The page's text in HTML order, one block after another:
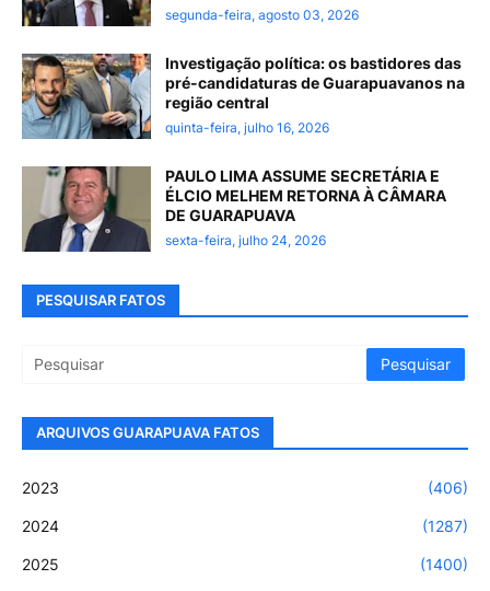
segunda-feira, agosto 03, 2026
Investigação política: os bastidores das
pré-candidaturas de Guarapuavanos na
região central
quinta-feira, julho 16, 2026
PAULO LIMA ASSUME SECRETÁRIA E
ÉLCIO MELHEM RETORNA À CÂMARA
DE GUARAPUAVA
sexta-feira, julho 24, 2026
PESQUISAR FATOS
ARQUIVOS GUARAPUAVA FATOS
2023 (406)
2024 (1287)
2025 (1400)